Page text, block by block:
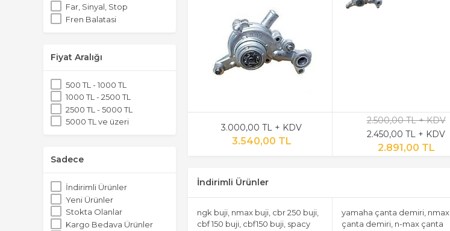
Far, Sinyal, Stop
Fren Balatasi
Silindir, Piston, Segman
Yedek Parca
Fiyat Aralığı
500 TL - 1000 TL
1000 TL - 2500 TL
2500 TL - 5000 TL
5000 TL ve üzeri
Sadece
İndirimli Ürünler
Yeni Ürünler
Stokta Olanlar
Kargo Bedava Ürünler
3.000,00 TL + KDV
3.540,00 TL
2.500,00 TL + KDV
2.450,00 TL + KDV
2.891,00 TL
İndirimli Ürünler
ngk buji, nmax buji, cbr 250 buji,
cbf 150 buji, cbf150 buji, spacy
yamaha çanta demiri, nmax
çanta demiri, n-max çanta